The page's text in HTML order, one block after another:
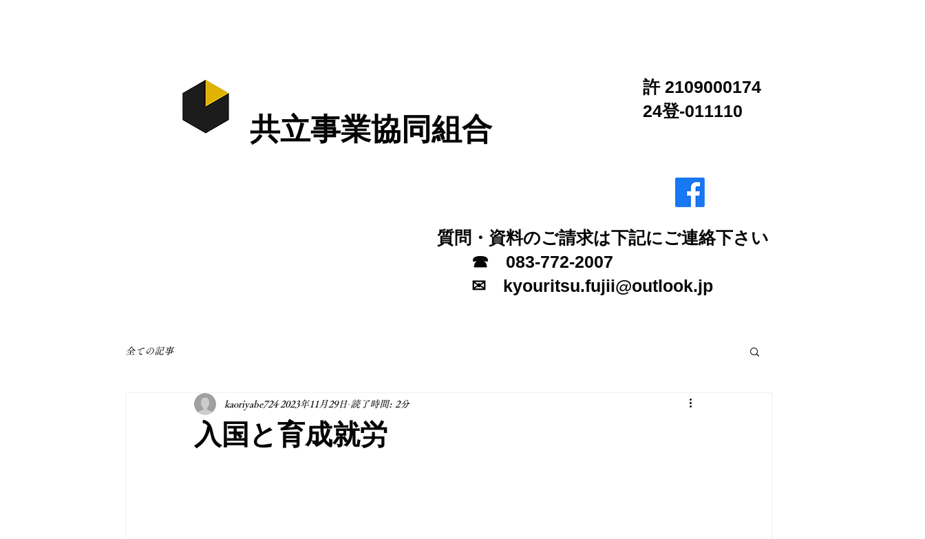
​共立事業協同組合
許 2109000174
24登-011110
質問・資料のご請求は下記にご連絡下さい
☎ 083​-772-2007
✉ kyouritsu.fujii@outlook.jp
全ての記事
入国と育成就労
kaoriyabe724 2023年11月29日 読了時間: 2分